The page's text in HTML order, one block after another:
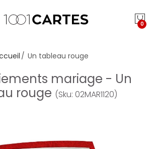
0
Un tableau rouge
mariage - Un
rouge (Sku: 02MAR1120)